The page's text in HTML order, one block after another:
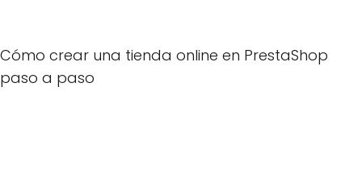
Cómo crear una tienda online en PrestaShop
paso a paso